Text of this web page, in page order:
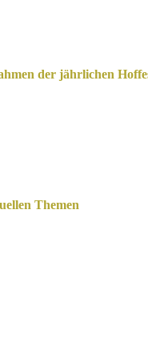
der jährlichen
Themen